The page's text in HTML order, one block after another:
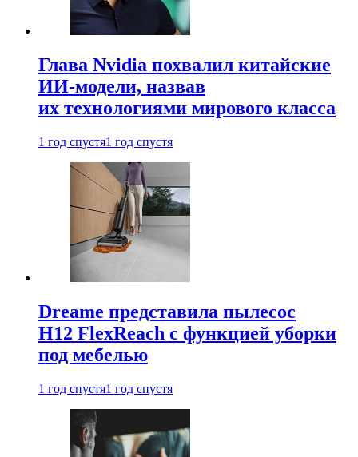
Глава Nvidia похвалил китайские
ИИ-модели, назвав
их технологиями мирового класса
1 год спустя1 год спустя
Dreame представила пылесос
H12 FlexReach с функцией уборки
под мебелью
1 год спустя1 год спустя